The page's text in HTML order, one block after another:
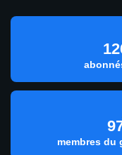
membres du